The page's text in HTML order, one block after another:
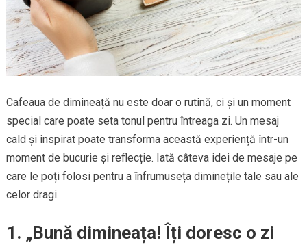
Cafeaua de dimineață nu este doar o rutină, ci și un moment
special care poate seta tonul pentru întreaga zi. Un mesaj
cald și inspirat poate transforma această experiență într-un
moment de bucurie și reflecție. Iată câteva idei de mesaje pe
care le poți folosi pentru a înfrumuseța diminețile tale sau ale
celor dragi.
1. „Bună dimineața! Îți doresc o zi